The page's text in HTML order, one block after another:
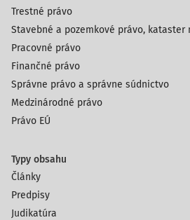
Trestné právo
Stavebné a pozemkové právo,
Pracovné právo
Finančné právo
Správne právo a správne súdnictvo
Medzinárodné právo
Právo EÚ
Typy obsahu
Články
Predpisy
Judikatúra